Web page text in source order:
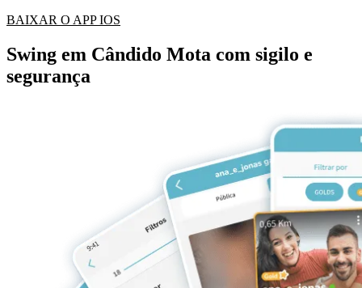
BAIXAR O APP IOS
Swing em Cândido Mota com sigilo e
segurança